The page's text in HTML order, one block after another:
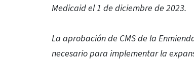
Medicaid el 1 de diciembre de 2023.
La aprobación de CMS de la
necesario para implementar la